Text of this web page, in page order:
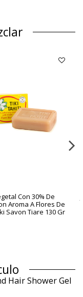
Con 30% De
Aroma A Flores De
Savon Tiare 130 Gr
Hair Shower Gel